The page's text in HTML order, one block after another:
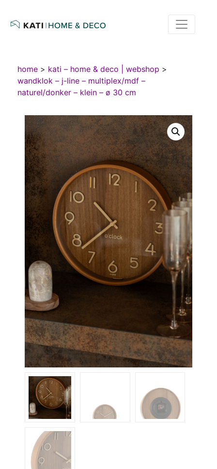
home > kati – home & deco | webshop >
wandklok – j-line – multiplex/mdf –
naturel/donker – klein – ø 30 cm